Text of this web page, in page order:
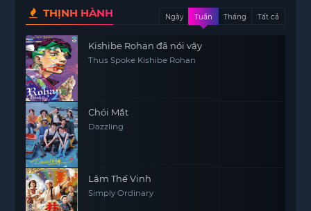
THỊNH HÀNH Ngày Tuần Tháng Tất cả
Kishibe Rohan đã nói vậy
Thus Spoke Kishibe Rohan
Chói Mắt
Dazzling
Lâm Thế Vinh
Simply Ordinary